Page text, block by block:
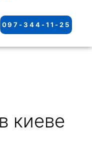
097-344-11-25
киеве